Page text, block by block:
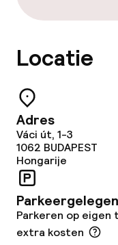
Terras
Zonneterras
Eet- en
Restaurant
Bar
Locatie
Adres
Váci út, 1-3
1062 BUDAPEST
Hongarije
Parkeren op
extra kosten